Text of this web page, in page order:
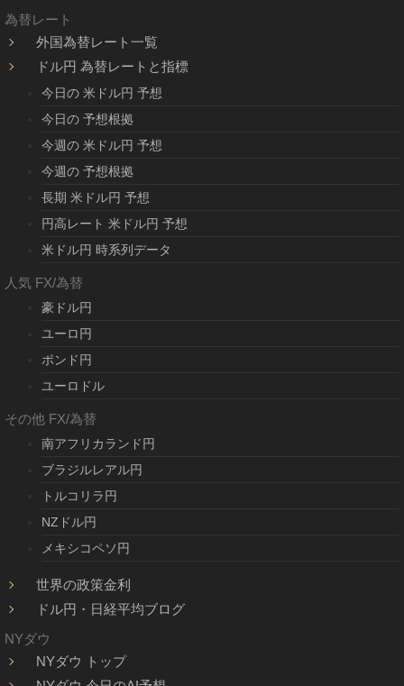
為替レート
外国為替レート一覧
ドル円 為替レートと指標
今日の 米ドル円 予想
今日の 予想根拠
今週の 米ドル円 予想
今週の 予想根拠
長期 米ドル円 予想
円高レート 米ドル円 予想
米ドル円 時系列データ
人気 FX/為替
豪ドル円
ユーロ円
ポンド円
ユーロドル
その他 FX/為替
南アフリカランド円
ブラジルレアル円
トルコリラ円
NZドル円
メキシコペソ円
世界の政策金利
ドル円・日経平均ブログ
NYダウ
NYダウ トップ